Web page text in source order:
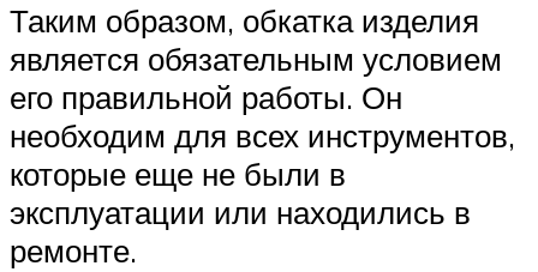
Таким образом, обкатка изделия
является обязательным условием
его правильной работы. Он
необходим для всех инструментов,
которые еще не были в
эксплуатации или находились в
ремонте.